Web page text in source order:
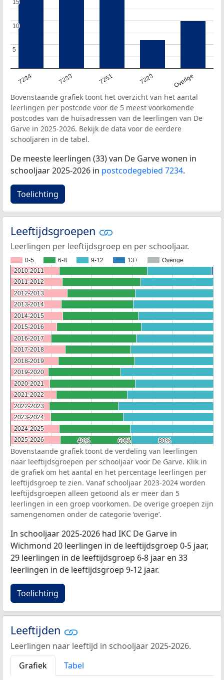
7234 7233 7251 7223 Overige
5
5
10
10
15
15
Bovenstaande grafiek toont het overzicht van het aantal
leerlingen per postcode voor de 5 meest voorkomende
postcodes van de huisadressen van de leerlingen van De
Garve in 2025-2026. Bekijk de data voor de eerdere
schooljaren in de tabel.
De meeste leerlingen (33) van De Garve wonen in
schooljaar 2025-2026 in postcodegebied 7234.
Toelichting
Leeftijdsgroepen
Leerlingen per leeftijdsgroep en per schooljaar.
0-5 6-8 9-12 13+ Overige
40%
40% 60%
60% 80%
80%
2010-2011
2010-2011
2011-2012
2011-2012
2012-2013
2012-2013
2013-2014
2013-2014
2014-2015
2014-2015
2015-2016
2015-2016
2016-2017
2016-2017
2017-2018
2017-2018
2018-2019
2018-2019
2019-2020
2019-2020
2020-2021
2020-2021
2021-2022
2021-2022
2022-2023
2022-2023
2023-2024
2023-2024
2024-2025
2024-2025
2025-2026
2025-2026
Bovenstaande grafiek toont de verdeling van leerlingen
naar leeftijdsgroepen per schooljaar voor De Garve. Klik in
de grafiek om het aantal en het percentage leerlingen per
leeftijdsgroep te zien. Vanaf schooljaar 2023-2024 worden
leeftijdsgroepen alleen getoond als er meer dan 5
leerlingen in een groep voorkomen. De overige groepen zijn
samengenomen onder de categorie ‘overige’.
In schooljaar 2025-2026 had IKC De Garve in
Wichmond 20 leerlingen in de leeftijdsgroep 0-5 jaar,
29 leerlingen in de leeftijdsgroep 6-8 jaar en 33
leerlingen in de leeftijdsgroep 9-12 jaar.
Toelichting
Leeftijden
Leerlingen naar leeftijd in schooljaar 2025-2026.
Grafiek
Tabel